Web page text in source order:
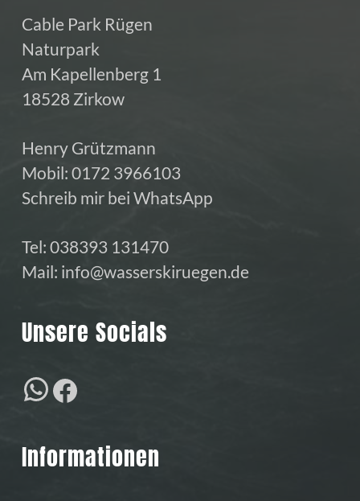
Cable Park Rügen
Naturpark
Am Kapellenberg 1
18528 Zirkow
Henry Grützmann
Mobil: 0172 3966103
Schreib mir bei WhatsApp
Tel: 038393 131470
Mail: info@wasserskiruegen.de
Unsere Socials
WhatsApp
Informationen